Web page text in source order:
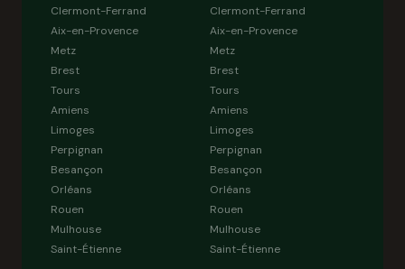
Clermont-Ferrand
Aix-en-Provence
Metz
Brest
Tours
Amiens
Limoges
Perpignan
Besançon
Orléans
Rouen
Mulhouse
Saint-Étienne
Clermont-Ferrand
Aix-en-Provence
Metz
Brest
Tours
Amiens
Limoges
Perpignan
Besançon
Orléans
Rouen
Mulhouse
Saint-Étienne